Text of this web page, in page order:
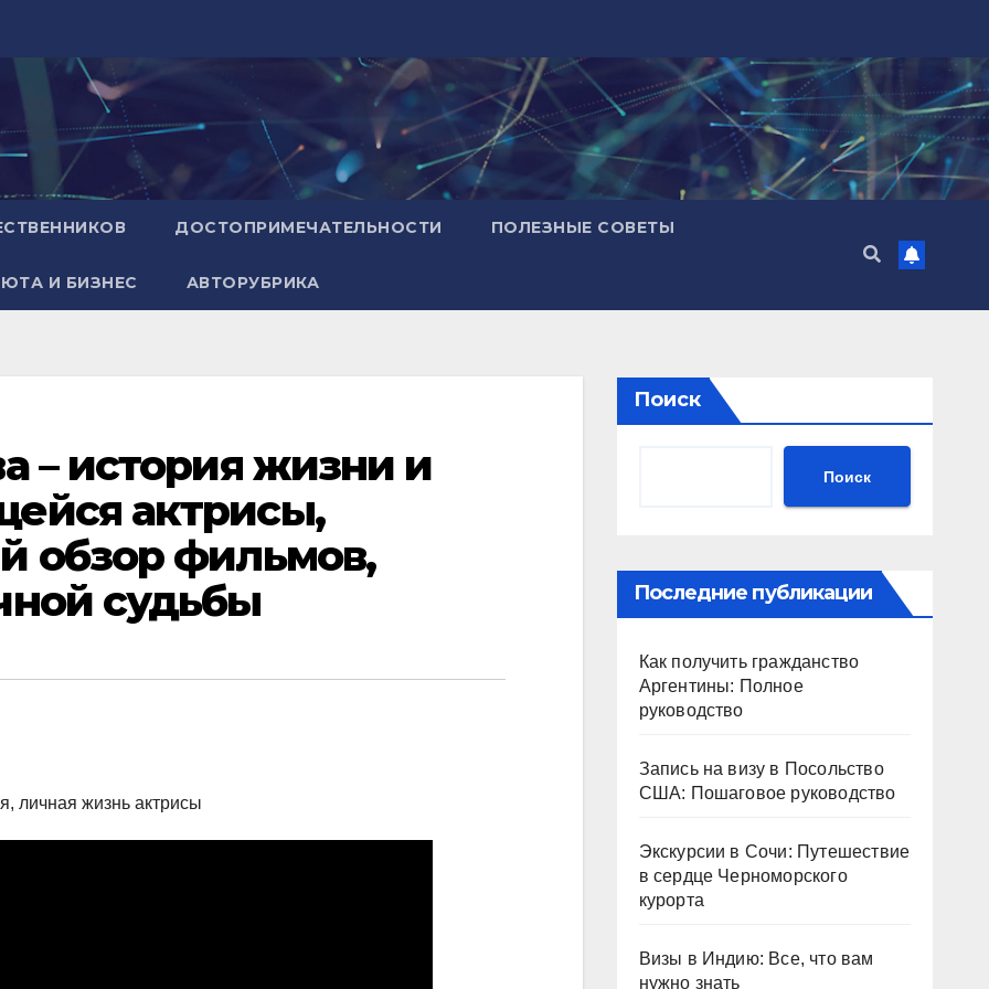
ДОСТОПРИМЕЧАТЕЛЬНОСТИ ПОЛЕЗНЫЕ СОВЕТЫ
И БИЗНЕС АВТОРУБРИКА
– история жизни и
актрисы,
обзор фильмов,
судьбы
Поиск
Поиск
Последние публикации
Как получить гражданство
Аргентины: Полное
руководство
Запись на визу в Посольство
США: Пошаговое руководство
Экскурсии в Сочи: Путешествие
в сердце Черноморского
курорта
Визы в Индию: Все, что вам
нужно знать